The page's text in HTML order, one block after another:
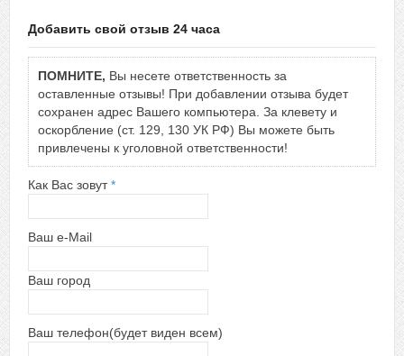
Добавить свой отзыв 24 часа
ПОМНИТЕ, Вы несете ответственность за
оставленные отзывы! При добавлении отзыва будет
сохранен адрес Вашего компьютера. За клевету и
оскорбление (ст. 129, 130 УК РФ) Вы можете быть
привлечены к уголовной ответственности!
Как Вас зовут*
Ваш e-Mail
Ваш город
Ваш телефон(будет виден всем)